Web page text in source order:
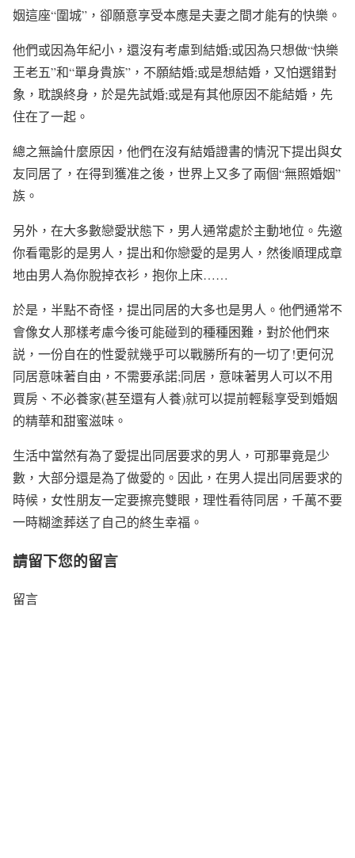
姻這座“圍城”，卻願意享受本應是夫妻之間才能有的快樂。
他們或因為年紀小，還沒有考慮到結婚;或因為只想做“快樂
王老五”和“單身貴族”，不願結婚;或是想結婚，又怕選錯對
象，耽誤終身，於是先試婚;或是有其他原因不能結婚，先
住在了一起。
總之無論什麼原因，他們在沒有結婚證書的情況下提出與女
友同居了，在得到獲准之後，世界上又多了兩個“無照婚姻”
族。
另外，在大多數戀愛狀態下，男人通常處於主動地位。先邀
你看電影的是男人，提出和你戀愛的是男人，然後順理成章
地由男人為你脫掉衣衫，抱你上床……
於是，半點不奇怪，提出同居的大多也是男人。他們通常不
會像女人那樣考慮今後可能碰到的種種困難，對於他們來
説，一份自在的性愛就幾乎可以戰勝所有的一切了!更何況
同居意味著自由，不需要承諾;同居，意味著男人可以不用
買房、不必養家(甚至還有人養)就可以提前輕鬆享受到婚姻
的精華和甜蜜滋味。
生活中當然有為了愛提出同居要求的男人，可那畢竟是少
數，大部分還是為了做愛的。因此，在男人提出同居要求的
時候，女性朋友一定要擦亮雙眼，理性看待同居，千萬不要
一時糊塗葬送了自己的終生幸福。
請留下您的留言
留言